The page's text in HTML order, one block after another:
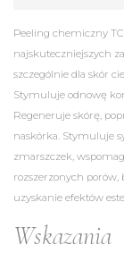
Peeling chemiczny
najskuteczniejszych
szczególnie dla skór
Stymuluje odnowę
Regeneruje skórę,
naskórka. Stymuluje
zmarszczek,
rozszerzonych porów,
uzyskanie efektów
Wskazania